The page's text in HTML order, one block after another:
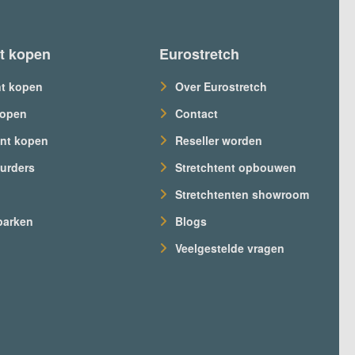
kopen
kopen
kopen
Eurostretch
Over Eurostretch
Contact
Reseller worden
Stretchtent opbouwen
Stretchtenten showroom
Blogs
Veelgestelde vragen